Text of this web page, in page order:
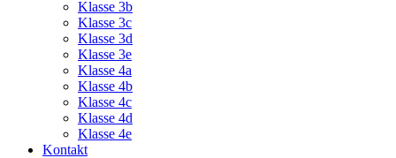
Klasse 3b
Klasse 3c
Klasse 3d
Klasse 3e
Klasse 4a
Klasse 4b
Klasse 4c
Klasse 4d
Klasse 4e
Kontakt